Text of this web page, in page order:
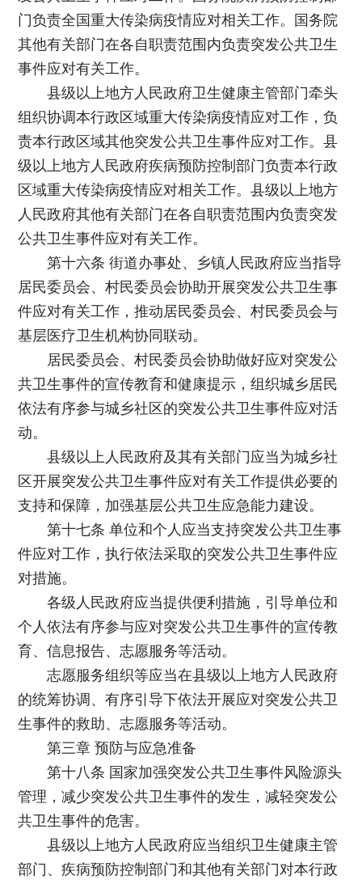
门负责全国重大传染病疫情应对相关工作。国务院
其他有关部门在各自职责范围内负责突发公共卫生
事件应对有关工作。
县级以上地方人民政府卫生健康主管部门牵头
组织协调本行政区域重大传染病疫情应对工作，负
责本行政区域其他突发公共卫生事件应对工作。县
级以上地方人民政府疾病预防控制部门负责本行政
区域重大传染病疫情应对相关工作。县级以上地方
人民政府其他有关部门在各自职责范围内负责突发
公共卫生事件应对有关工作。
第十六条 街道办事处、乡镇人民政府应当指导
居民委员会、村民委员会协助开展突发公共卫生事
件应对有关工作，推动居民委员会、村民委员会与
基层医疗卫生机构协同联动。
居民委员会、村民委员会协助做好应对突发公
共卫生事件的宣传教育和健康提示，组织城乡居民
依法有序参与城乡社区的突发公共卫生事件应对活
动。
县级以上人民政府及其有关部门应当为城乡社
区开展突发公共卫生事件应对有关工作提供必要的
支持和保障，加强基层公共卫生应急能力建设。
第十七条 单位和个人应当支持突发公共卫生事
件应对工作，执行依法采取的突发公共卫生事件应
对措施。
各级人民政府应当提供便利措施，引导单位和
个人依法有序参与应对突发公共卫生事件的宣传教
育、信息报告、志愿服务等活动。
志愿服务组织等应当在县级以上地方人民政府
的统筹协调、有序引导下依法开展应对突发公共卫
生事件的救助、志愿服务等活动。
第三章 预防与应急准备
第十八条 国家加强突发公共卫生事件风险源头
管理，减少突发公共卫生事件的发生，减轻突发公
共卫生事件的危害。
县级以上地方人民政府应当组织卫生健康主管
部门、疾病预防控制部门和其他有关部门对本行政